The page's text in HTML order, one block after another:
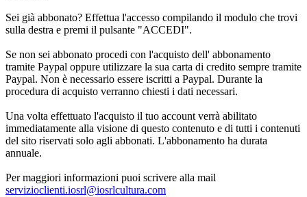
Sei già abbonato? Effettua l'accesso compilando il modulo che trovi
sulla destra e premi il pulsante "ACCEDI".
Se non sei abbonato procedi con l'acquisto dell' abbonamento
tramite Paypal oppure utilizzare la sua carta di credito sempre tramite
Paypal. Non è necessario essere iscritti a Paypal. Durante la
procedura di acquisto verranno chiesti i dati necessari.
Una volta effettuato l'acquisto il tuo account verrà abilitato
immediatamente alla visione di questo contenuto e di tutti i contenuti
del sito riservati solo agli abbonati. L'abbonamento ha durata
annuale.
Per maggiori informazioni puoi scrivere alla mail
servizioclienti.iosrl@iosrlcultura.com